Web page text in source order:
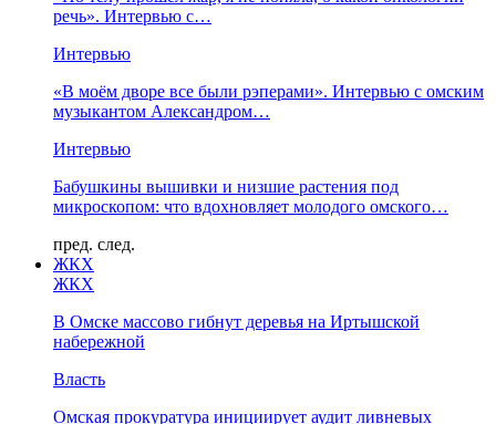
речь». Интервью с…
Интервью
«В моём дворе все были рэперами». Интервью с омским
музыкантом Александром…
Интервью
Бабушкины вышивки и низшие растения под
микроскопом: что вдохновляет молодого омского…
пред. след.
ЖКХ
ЖКХ
В Омске массово гибнут деревья на Иртышской
набережной
Власть
Омская прокуратура инициирует аудит ливневых